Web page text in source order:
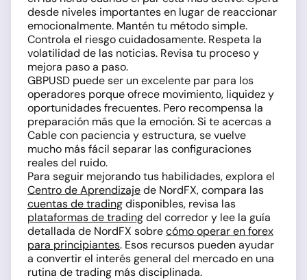
desde niveles importantes en lugar de reaccionar
emocionalmente. Mantén tu método simple.
Controla el riesgo cuidadosamente. Respeta la
volatilidad de las noticias. Revisa tu proceso y
mejora paso a paso.
GBPUSD puede ser un excelente par para los
operadores porque ofrece movimiento, liquidez y
oportunidades frecuentes. Pero recompensa la
preparación más que la emoción. Si te acercas a
Cable con paciencia y estructura, se vuelve
mucho más fácil separar las configuraciones
reales del ruido.
Para seguir mejorando tus habilidades, explora el
Centro de Aprendizajede NordFX, compara las
cuentas de tradingdisponibles, revisa las
plataformas de tradingdel corredor y lee la guía
detallada de NordFX sobrecómo operar en forex
para principiantes. Esos recursos pueden ayudar
a convertir el interés general del mercado en una
rutina de trading más disciplinada.